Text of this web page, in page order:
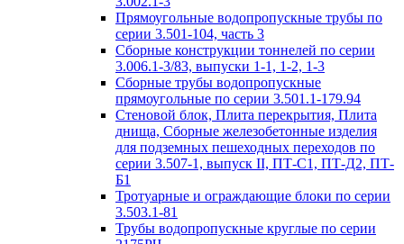
Прямоугольные водопропускные трубы по
серии 3.501-104, часть 3
Сборные конструкции тоннелей по серии
3.006.1-3/83, выпуски 1-1, 1-2, 1-3
Сборные трубы водопропускные
прямоугольные по серии 3.501.1-179.94
Стеновой блок, Плита перекрытия, Плита
днища, Сборные железобетонные изделия
для подземных пешеходных переходов по
серии 3.507-1, выпуск II, ПТ-С1, ПТ-Д2, ПТ-
Б1
Тротуарные и ограждающие блоки по серии
3.503.1-81
Трубы водопропускные круглые по серии